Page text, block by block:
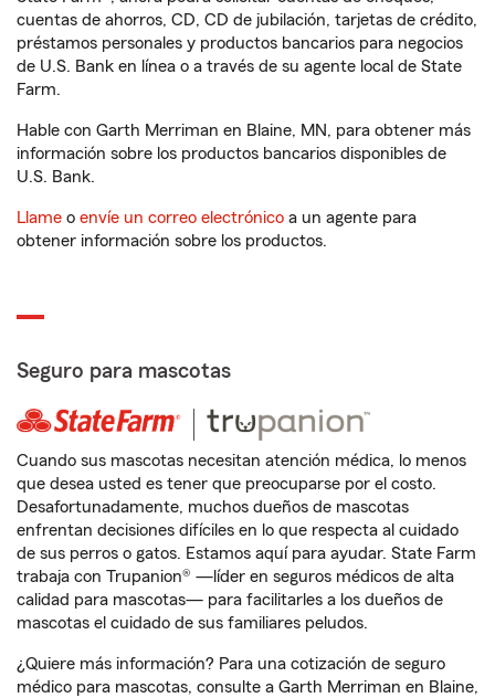
cuentas de ahorros, CD, CD de jubilación, tarjetas de crédito,
préstamos personales y productos bancarios para negocios
de U.S. Bank en línea o a través de su agente local de State
Farm.
Hable con Garth Merriman en Blaine, MN, para obtener más
información sobre los productos bancarios disponibles de
U.S. Bank.
Llame o envíe un correo electrónico a un agente para
obtener información sobre los productos.
Seguro para mascotas
Cuando sus mascotas necesitan atención médica, lo menos
que desea usted es tener que preocuparse por el costo.
Desafortunadamente, muchos dueños de mascotas
enfrentan decisiones difíciles en lo que respecta al cuidado
de sus perros o gatos. Estamos aquí para ayudar. State Farm
trabaja con Trupanion® —líder en seguros médicos de alta
calidad para mascotas— para facilitarles a los dueños de
mascotas el cuidado de sus familiares peludos.
¿Quiere más información? Para una cotización de seguro
médico para mascotas, consulte a Garth Merriman en Blaine,